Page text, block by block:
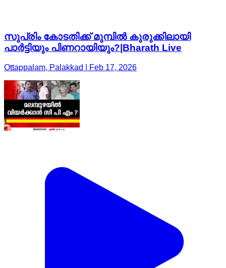
സുപ്രിം കോടതിക്ക് മുമ്പിൽ കുരുക്കിലായി
പാർട്ടിയും പിണറായിയും?|Bharath Live
Ottappalam, Palakkad | Feb 17, 2026